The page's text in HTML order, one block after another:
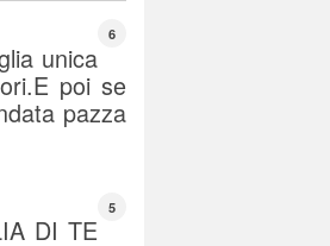
6
unica
poi se
pazza
5
DI TE